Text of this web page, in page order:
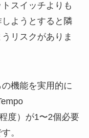
スイッチよりも
ようとすると隣
リスクがありま
機能を実用的に
度）が1〜2個必要
。